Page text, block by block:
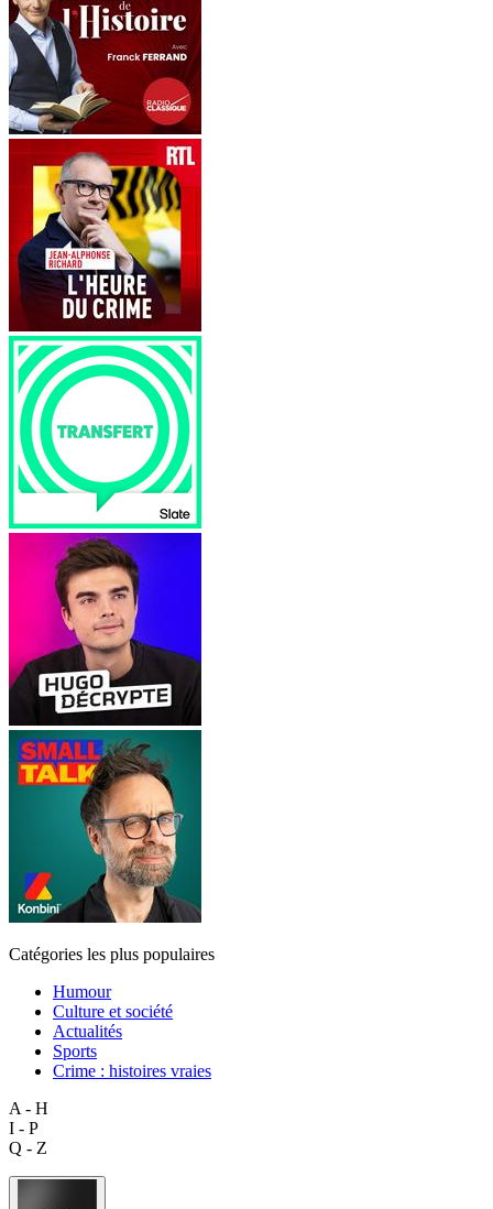
Catégories les plus populaires
Humour
Culture et société
Actualités
Sports
Crime : histoires vraies
A - H
I - P
Q - Z